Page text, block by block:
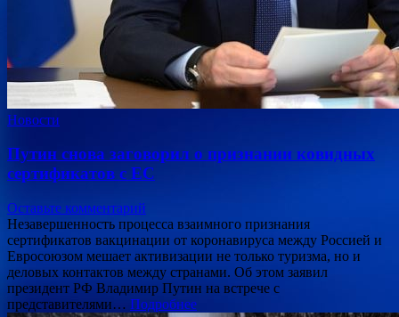
Новости
Путин снова заговорил о признании ковидных
сертификатов с ЕС
Оставьте комментарий
Незавершенность процесса взаимного признания
сертификатов вакцинации от коронавируса между Россией и
Евросоюзом мешает активизации не только туризма, но и
деловых контактов между странами. Об этом заявил
президент РФ Владимир Путин на встрече с
представителями… Подробнее